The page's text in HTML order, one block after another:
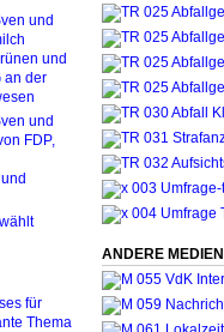
und
und
an der
und
FDP,
für
Thema
ANDERE MEDIEN